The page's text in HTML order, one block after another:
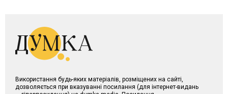
Використання будь-яких матеріалів, розміщених на сайті,
дозволяється при вказуванні посилання (для інтернет-видань